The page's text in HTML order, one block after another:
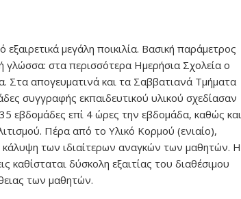
μεγάλη ποικιλία. Βασική παράμετρος
γλώσσα: στα περισσότερα Ημερήσια Σχολεία ο
Στα απογευματινά και τα Σαββατιανά Τμήματα
συγγραφής εκπαιδευτικού υλικού σχεδίασαν
εβδομάδες επί 4 ώρες την εβδομάδα, καθώς και
Πέρα από το Υλικό Κορμού (ενιαίο),
των ιδιαίτερων αναγκών των μαθητών. Η
καθίσταται δύσκολη εξαιτίας του διαθέσιμου
των μαθητών.